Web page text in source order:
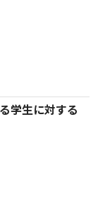
学生に対する